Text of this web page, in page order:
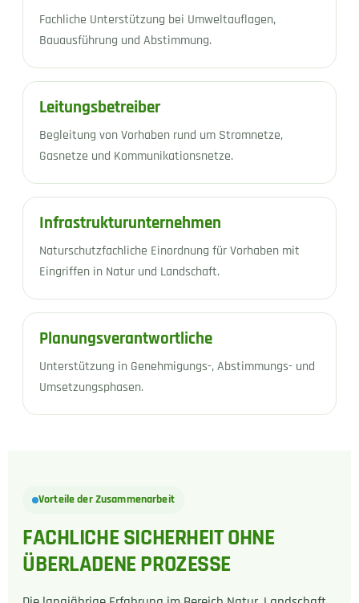
Fachliche Unterstützung bei Umweltauflagen,
Bauausführung und Abstimmung.
Leitungsbetreiber
Begleitung von Vorhaben rund um Stromnetze,
Gasnetze und Kommunikationsnetze.
Infrastrukturunternehmen
Naturschutzfachliche Einordnung für Vorhaben mit
Eingriffen in Natur und Landschaft.
Planungsverantwortliche
Unterstützung in Genehmigungs-, Abstimmungs- und
Umsetzungsphasen.
Vorteile der Zusammenarbeit
FACHLICHE SICHERHEIT OHNE
ÜBERLADENE PROZESSE